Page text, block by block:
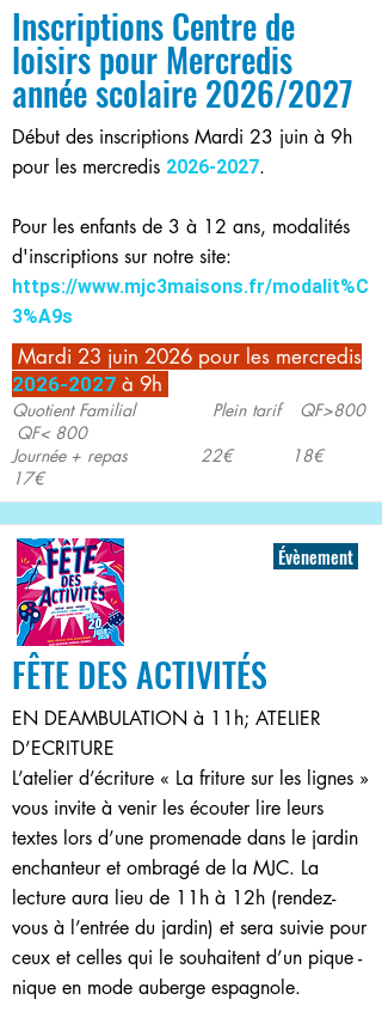
Inscriptions Centre de
loisirs pour Mercredis
année scolaire 2026/2027
Début des inscriptions Mardi 23 juin à 9h
pour les mercredis 2026-2027.
Pour les enfants de 3 à 12 ans, modalités
d'inscriptions sur notre site:
https://www.mjc3maisons.fr/modalit%C
3%A9s
Mardi 23 juin 2026 pour les mercredis
2026-2027 à 9h
Quotient Familial Plein tarif QF>800
QF< 800
Journée + repas 22€ 18€
17€
Évènement
FÊTE DES ACTIVITÉS
EN DEAMBULATION à 11h; ATELIER
D’ECRITURE
L’atelier d’écriture « La friture sur les lignes »
vous invite à venir les écouter lire leurs
textes lors d’une promenade dans le jardin
enchanteur et ombragé de la MJC. La
lecture aura lieu de 11h à 12h (rendez-
vous à l’entrée du jardin) et sera suivie pour
ceux et celles qui le souhaitent d’un pique -
nique en mode auberge espagnole.